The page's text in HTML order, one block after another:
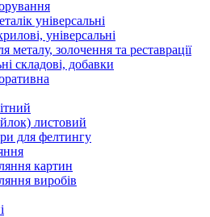
універсальні
універсальні
металу, золочення та реставрації
складові, добавки
листовий
для фелтингу
картин
виробів